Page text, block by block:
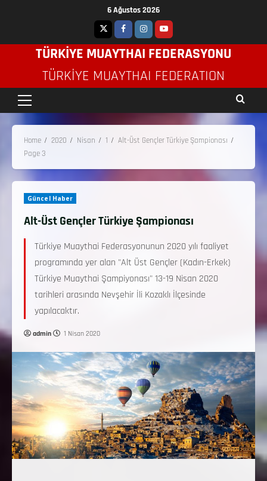
6 Ağustos 2026
TÜRKİYE MUAYTHAI FEDERASYONU
TÜRKIYE MUAYTHAI FEDERATION
Home 2020 Nisan 1
Alt-Üst Gençler Türkiye Şampionası
Page 3
Güncel Haber
Alt-Üst Gençler Türkiye Şampionası
Türkiye Muaythai Federasyonunun 2020 yılı faaliyet
programında yer alan "Alt Üst Gençler (Kadın-Erkek)
Türkiye Muaythai Şampiyonası" 13-19 Nisan 2020
tarihleri arasında Nevşehir İli Kozaklı İlçesinde
yapılacaktır.
admin 1 Nisan 2020